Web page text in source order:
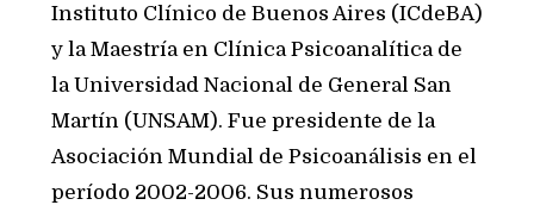
Instituto Clínico de Buenos Aires (ICdeBA)
y la Maestría en Clínica Psicoanalítica de
la Universidad Nacional de General San
Martín (UNSAM). Fue presidente de la
Asociación Mundial de Psicoanálisis en el
período 2002-2006. Sus numerosos